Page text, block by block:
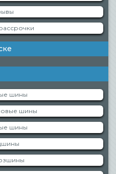
шины
шины
шины